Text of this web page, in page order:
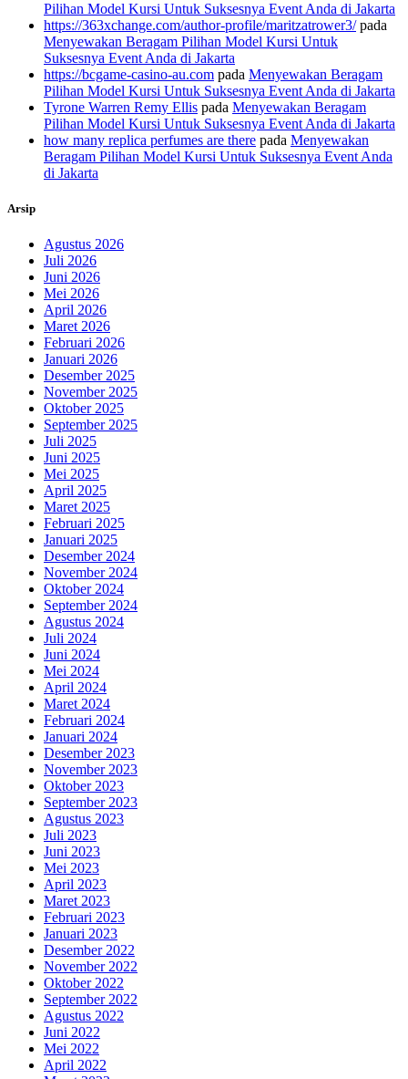
Pilihan Model Kursi Untuk Suksesnya Event Anda di Jakarta
https://363xchange.com/author-profile/maritzatrower3/pada
Menyewakan Beragam Pilihan Model Kursi Untuk
Suksesnya Event Anda di Jakarta
https://bcgame-casino-au.com pada Menyewakan Beragam
Pilihan Model Kursi Untuk Suksesnya Event Anda di Jakarta
Tyrone Warren Remy Ellis pada Menyewakan Beragam
Pilihan Model Kursi Untuk Suksesnya Event Anda di Jakarta
how many replica perfumes are there pada Menyewakan
Beragam Pilihan Model Kursi Untuk Suksesnya Event Anda
di Jakarta
Arsip
Agustus 2026
Juli 2026
Juni 2026
Mei 2026
April 2026
Maret 2026
Februari 2026
Januari 2026
Desember 2025
November 2025
Oktober 2025
September 2025
Juli 2025
Juni 2025
Mei 2025
April 2025
Maret 2025
Februari 2025
Januari 2025
Desember 2024
November 2024
Oktober 2024
September 2024
Agustus 2024
Juli 2024
Juni 2024
Mei 2024
April 2024
Maret 2024
Februari 2024
Januari 2024
Desember 2023
November 2023
Oktober 2023
September 2023
Agustus 2023
Juli 2023
Juni 2023
Mei 2023
April 2023
Maret 2023
Februari 2023
Januari 2023
Desember 2022
November 2022
Oktober 2022
September 2022
Agustus 2022
Juni 2022
Mei 2022
April 2022